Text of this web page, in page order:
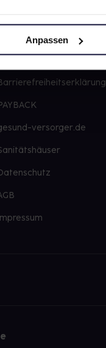
Anpassen
Karriere
versorger.de